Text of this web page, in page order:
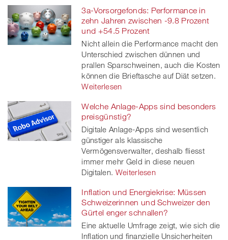
3a-Vorsorgefonds: Performance in
zehn Jahren zwischen -9.8 Prozent
und +54.5 Prozent
Nicht allein die Performance macht den
Unterschied zwischen dünnen und
prallen Sparschweinen, auch die Kosten
können die Brieftasche auf Diät setzen.
Weiterlesen
Welche Anlage-Apps sind besonders
preisgünstig?
Digitale Anlage-Apps sind wesentlich
günstiger als klassische
Vermögensverwalter, deshalb fliesst
immer mehr Geld in diese neuen
Digitalen. Weiterlesen
Inflation und Energiekrise: Müssen
Schweizerinnen und Schweizer den
Gürtel enger schnallen?
Eine aktuelle Umfrage zeigt, wie sich die
Inflation und finanzielle Unsicherheiten